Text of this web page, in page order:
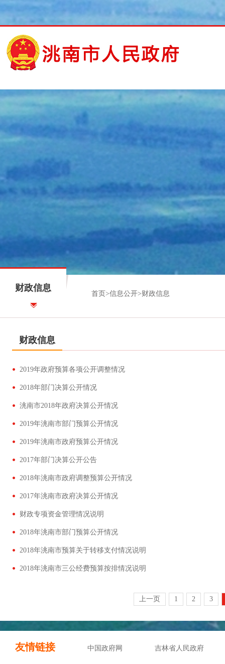
财政信息
首页 >信息公开>财政信息
财政信息
2019年政府预算各项公开调整情况
2018年部门决算公开情况
洮南市2018年政府决算公开情况
2019年洮南市部门预算公开情况
2019年洮南市政府预算公开情况
2017年部门决算公开公告
2018年洮南市政府调整预算公开情况
2017年洮南市政府决算公开情况
财政专项资金管理情况说明
2018年洮南市部门预算公开情况
2018年洮南市预算关于转移支付情况说明
2018年洮南市三公经费预算按排情况说明
上一页 1 2 3
友情链接 中国政府网 吉林省人民政府